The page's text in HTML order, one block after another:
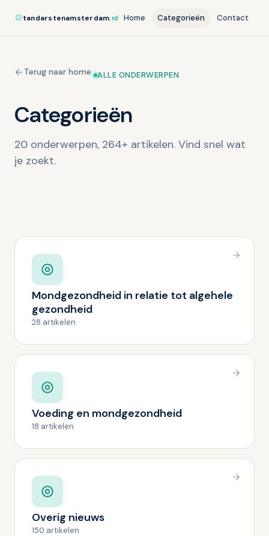
tandarstenamsterdam.nl Home Categorieën Contact
Terug naar home ALLE ONDERWERPEN
Categorieën
20 onderwerpen, 264+ artikelen. Vind snel wat
je zoekt.
Mondgezondheid in relatie tot algehele
gezondheid
28 artikelen
Voeding en mondgezondheid
18 artikelen
Overig nieuws
150 artikelen